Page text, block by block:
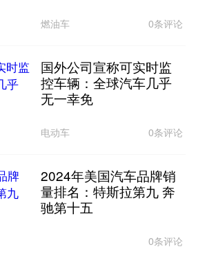
燃油车 0条评论
国外公司宣称可实时监
控车辆：全球汽车几乎
无一幸免
电动车 0条评论
2024年美国汽车品牌销
量排名：特斯拉第九 奔
驰第十五
0条评论